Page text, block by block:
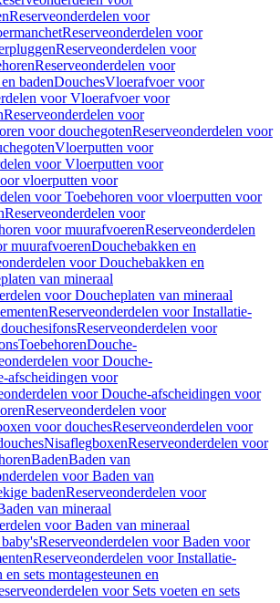
Reserveonderdelen voor
Reserveonderdelen voor
Reserveonderdelen voor
Reserveonderdelen voor
badenDouchesVloerafvoer voor
voor Vloerafvoer voor
Reserveonderdelen voor
voor douchegotenReserveonderdelen voor
Vloerputten voor
voor Vloerputten voor
vloerputten voor
voor Toebehoren voor vloerputten voor
Reserveonderdelen voor
voor muurafvoerenReserveonderdelen
muurafvoerenDouchebakken en
voor Douchebakken en
van mineraal
voor Doucheplaten van mineraal
Reserveonderdelen voor Installatie-
Reserveonderdelen voor
ToebehorenDouche-
voor Douche-
afscheidingen voor
voor Douche-afscheidingen voor
Reserveonderdelen voor
voor douchesReserveonderdelen voor
NisaflegboxenReserveonderdelen voor
BadenBaden van
voor Baden van
badenReserveonderdelen voor
van mineraal
voor Baden van mineraal
Reserveonderdelen voor Baden voor
Reserveonderdelen voor Installatie-
en sets montagesteunen en
voor Sets voeten en sets